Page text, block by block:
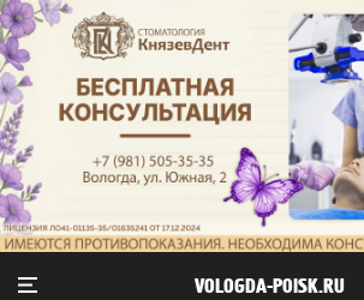
VOLOGDA-POISK.RU